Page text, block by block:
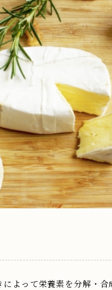
よって栄養素を分解・合